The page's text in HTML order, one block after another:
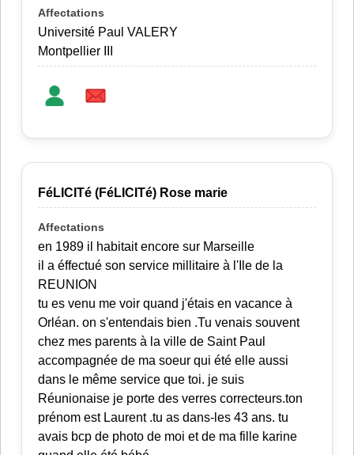
Université Paul VALERY
Montpellier III
FéLICITé (FéLICITé) Rose marie
en 1989 il habitait encore sur Marseille
il a éffectué son service millitaire à l'Ile de la
REUNION
tu es venu me voir quand j'étais en vacance à
Orléan. on s'entendais bien .Tu venais souvent
chez mes parents à la ville de Saint Paul
accompagnée de ma soeur qui été elle aussi
dans le même service que toi. je suis
Réunionaise je porte des verres correcteurs.ton
prénom est Laurent .tu as dans-les 43 ans. tu
avais bcp de photo de moi et de ma fille karine